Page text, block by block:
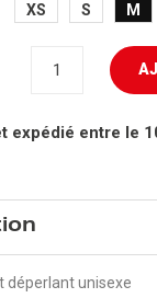
XS S M
expédié entre le
déperlant unisexe